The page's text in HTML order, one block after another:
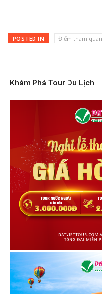
POSTED IN Điểm tham quan
Khám Phá Tour Du Lịch